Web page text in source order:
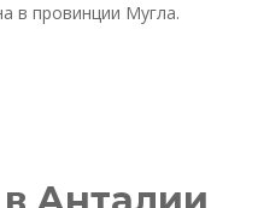
в провинции Мугла.